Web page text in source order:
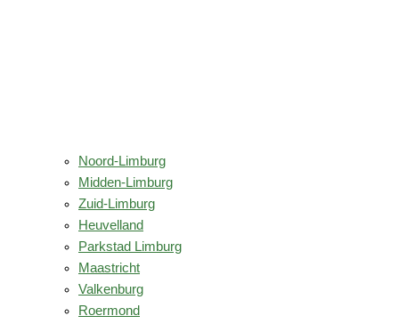
Noord-Limburg
Midden-Limburg
Zuid-Limburg
Heuvelland
Parkstad Limburg
Maastricht
Valkenburg
Roermond